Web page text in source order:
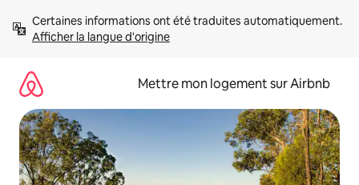
directement
Afficher la langue d'origine
Mettre mon logement sur Airbnb